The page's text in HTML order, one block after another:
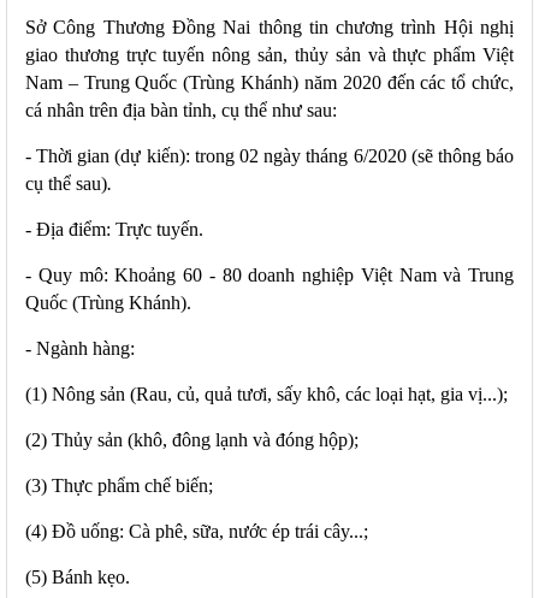
Sở Công Thương Đồng Nai thông tin chương trình Hội nghị
giao thương trực tuyến nông sản, thủy sản và thực phẩm Việt
Nam – Trung Quốc (Trùng Khánh) năm 2020 đến các tổ chức,
cá nhân trên địa bàn tỉnh, cụ thể như sau:
- Thời gian (dự kiến): trong 02 ngày tháng 6/2020 (sẽ thông báo
cụ thể sau).
- Địa điểm: Trực tuyến.
- Quy mô: Khoảng 60 - 80 doanh nghiệp Việt Nam và Trung
Quốc (Trùng Khánh).
- Ngành hàng:
(1) Nông sản (Rau, củ, quả tươi, sấy khô, các loại hạt, gia vị...);
(2) Thủy sản (khô, đông lạnh và đóng hộp);
(3) Thực phẩm chế biến;
(4) Đồ uống: Cà phê, sữa, nước ép trái cây...;
(5) Bánh kẹo.